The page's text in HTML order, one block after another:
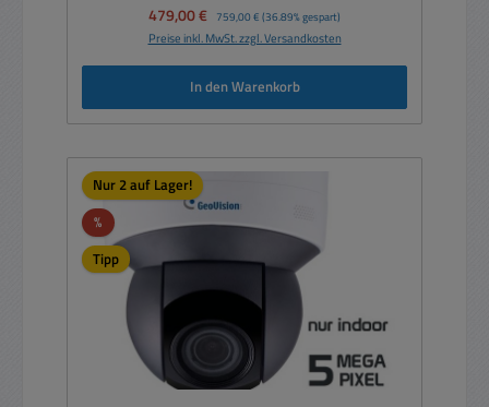
Verkaufspreis:
479,00 € Regulärer Preis:
759,00 € (36.89% gespart)
Preise inkl. MwSt. zzgl. Versandkosten
In den Warenkorb
Nur 2 auf Lager!
%Rabatt
Tipp